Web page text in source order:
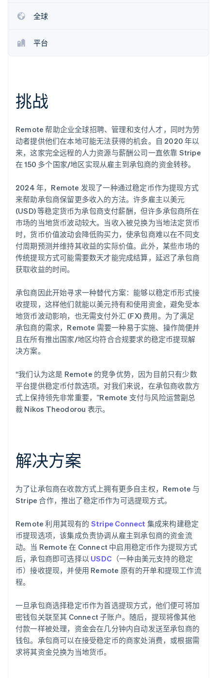
全球
平台
挑战
Remote 帮助企业全球招聘、管理和支付人才，同时为劳
动者提供他们在本地可能无法获得的机会。自 2020 年以
来，这家完全远程的人力资源与薪酬公司一直依靠 Stripe
在 150 多个国家/地区实现从雇主到承包商的资金转移。
2024 年，Remote 发现了一种通过稳定币作为提现方式
来帮助承包商保留更多收入的方法。许多雇主以美元
(USD) 等稳定货币为承包商支付薪酬，但许多承包商所在
市场的当地货币波动较大。当收入被兑换为当地法定货币
时，货币价值波动会降低购买力，使承包商难以在不同支
付周期预测并维持其收益的实际价值。此外，某些市场的
传统提现方式可能需要数天才能完成结算，延迟了承包商
获取收益的时间。
承包商因此开始寻求一种替代方案：能够以稳定币形式接
收提现，这样他们就能以美元持有和使用资金，避免受本
地货币波动影响，也无需支付外汇 (FX) 费用。为了满足
承包商的需求，Remote 需要一种易于实施、操作简便并
且在所有推出国家/地区均符合合规要求的稳定币提现解
决方案。
“我们认为这是 Remote 的竞争优势，因为目前只有少数
平台提供稳定币付款选项。对我们来说，在承包商收款方
式上保持领先非常重要，”Remote 支付与风险运营副总
裁 Nikos Theodorou 表示。
解决方案
为了让承包商在收款方式上拥有更多自主权，Remote 与
Stripe 合作，推出了稳定币作为可选提现方式。
Remote 利用其现有的 Stripe Connect 集成来构建稳定
币提现选项，该集成负责协调从雇主到承包商的资金流
动。当 Remote 在 Connect 中启用稳定币作为提现方式
后，承包商即可选择以 USDC （一种由美元支持的稳定
币）接收提现，并使用 Remote 原有的开单和提现工作流
程。
一旦承包商选择稳定币作为首选提现方式，他们便可将加
密钱包关联至其 Connect 子账户。随后，提现将像其他
付款一样被处理，资金会在几分钟内自动发送至承包商的
钱包。承包商可以在接受稳定币的商家处消费，或根据需
求将其资金兑换为当地货币。